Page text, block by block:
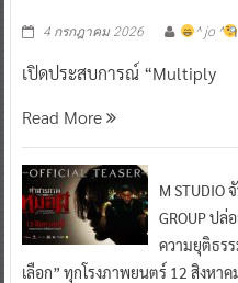
4 กรกฎาคม 2026 ^ jo ^
เปิดประสบการณ์ “Multiply
Read More
M STUDIO
GROUP ป
ความยุติธร
เลือก” ทุกโรงภาพยนตร์ 12 สิงหา